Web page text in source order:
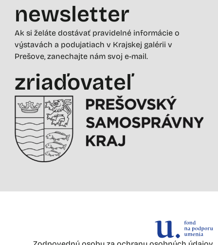
newsletter
Ak si želáte dostávať pravidelné informácie o
výstavách a podujatiach v Krajskej galérii v
Prešove, zanechajte nám svoj e-mail.
zriaďovateľ